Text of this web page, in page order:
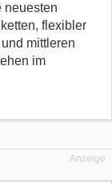
neuesten
flexibler
mittleren
im
Anzeige